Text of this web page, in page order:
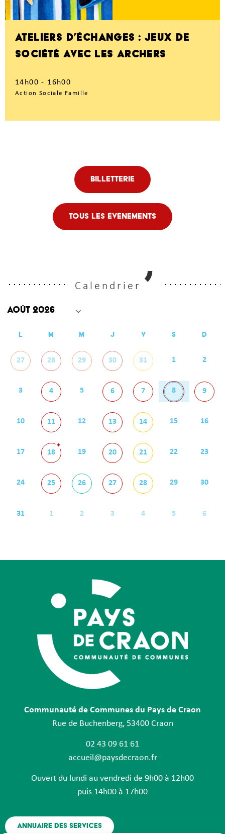
ATELIERS D’ÉCHANGES : JEUX DE
SOCIÉTÉ AVEC LES ARCHERS
14h00 - 16h00
Action Sociale Famille
Billetterie
Tous les évènements
Calendrier
L M M J V S D
27 28 29 30 31 1 2
3 4 5 6 7 8 9
10 11 12 13 14 15 16
17 18
+
19 20 21 22 23
24 25 26 27 28 29 30
31 1 2 3 4 5 6
Communauté de Communes du Pays de Craon
Rue de Buchenberg, 53400 Craon
02 43 09 61 61
accueil@paysdecraon.fr
Ouvert du lundi au vendredi de 9h00 à 12h00
puis 14h00 à 17h00
Annuaire des services